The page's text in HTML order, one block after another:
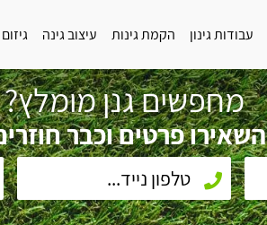
עבודות גינון הקמת גינות עיצוב גינה
מחפשים גנן מומלץ?
השאירו פרטים וכבר